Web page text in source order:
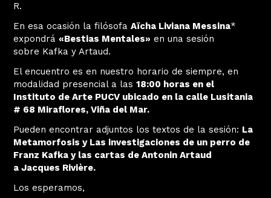
R.
En esa ocasión la filósofaAïcha Liviana Messina*
expondrá«Bestias Mentales» en una sesión
sobre Kafka y Artaud.
El encuentro es en nuestro horario de siempre, en
modalidad presencial a las18:00 horas en el
Instituto de Arte PUCV ubicado en la calle Lusitania
# 68 Miraflores, Viña del Mar.
Pueden encontrar adjuntos los textos de la sesión: La
Metamorfosis y Las investigaciones de un perro de
Franz Kafka y las cartas de Antonin Artaud
a Jacques Rivière.
Los esperamos,